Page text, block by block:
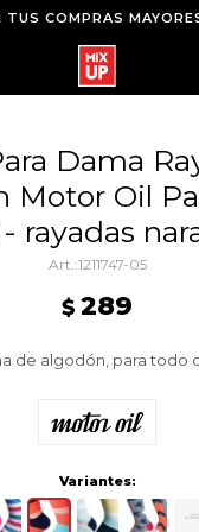
TUS COMPRAS
Dama
Motor Oil
rayadas
1211747-05
$ 289
de algodón, para todo
Variantes: